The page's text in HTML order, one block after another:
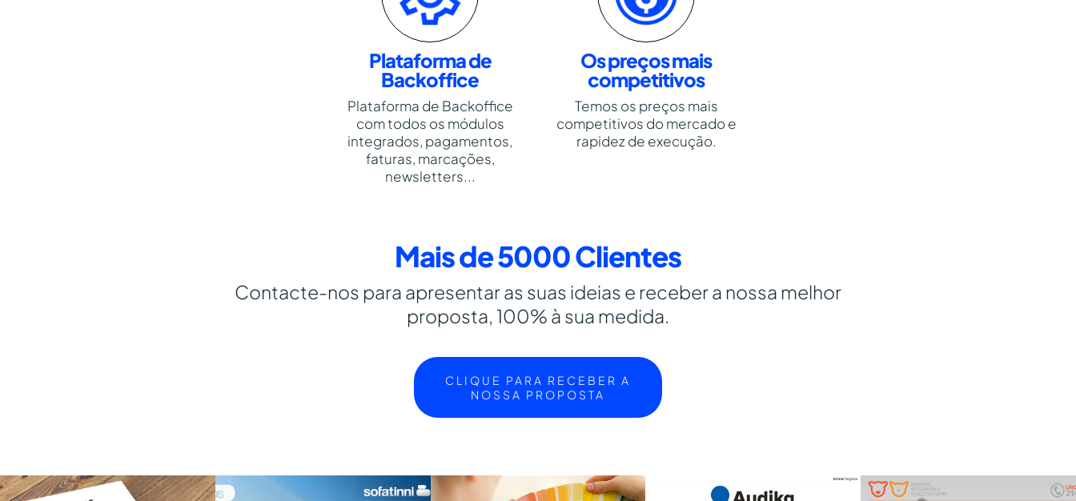
Plataforma de
Backoffice
Plataforma de Backoffice
com todos os módulos
integrados, pagamentos,
faturas, marcações,
newsletters...
Os preços mais
competitivos
Temos os preços mais
competitivos do mercado e
rapidez de execução.
Mais de 5000 Clientes
Contacte-nos para apresentar as suas ideias e receber a nossa melhor
proposta, 100% à sua medida.
CLIQUE PARA RECEBER A
NOSSA PROPOSTA